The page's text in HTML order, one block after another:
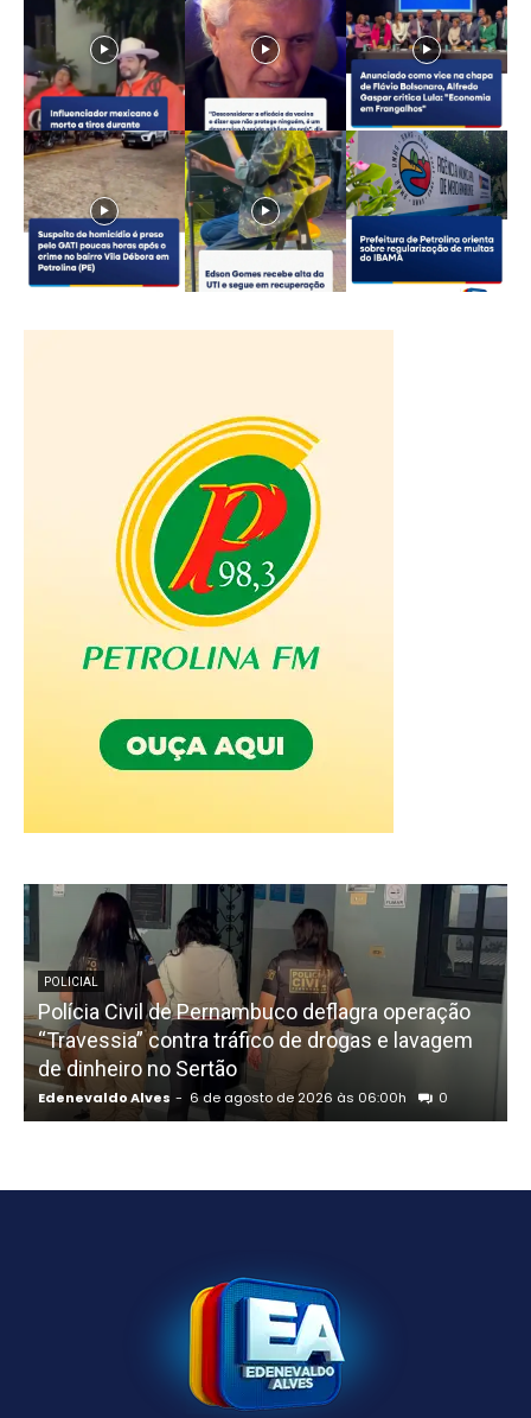
POLICIAL
Polícia Civil de Pernambuco deflagra operação
“Travessia” contra tráfico de drogas e lavagem
de dinheiro no Sertão
Edenevaldo Alves - 6 de agosto de 2026 às 06:00h 0